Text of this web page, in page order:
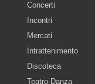
Concerti
Incontri
Mercati
Intrattenimento
Discoteca
Teatro-Danza